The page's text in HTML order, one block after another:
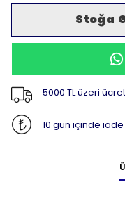
Stoğa
5000 TL üzeri
10 gün içinde